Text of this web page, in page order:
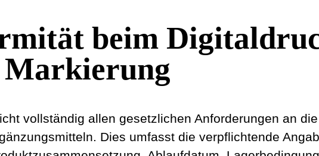
beim
Markierung